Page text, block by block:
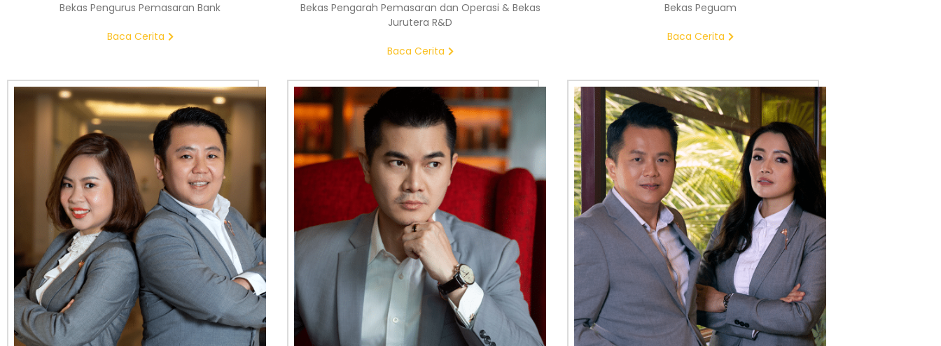
Bekas Pengurus Pemasaran Bank
Baca Cerita
Bekas Pengarah Pemasaran dan Operasi & Bekas
Jurutera R&D
Baca Cerita
Bekas Peguam
Baca Cerita